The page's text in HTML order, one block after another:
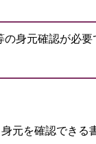
身元確認が必要
元を確認できる